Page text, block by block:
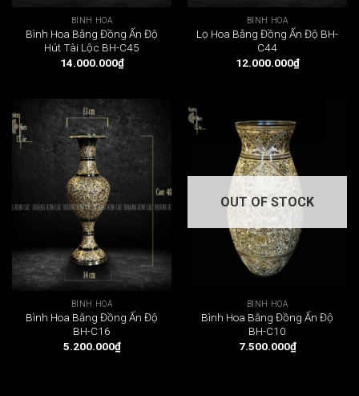
BÌNH HOA
Bình Hoa Bằng Đồng Ấn Độ
Hút Tài Lộc BH-C45
14.000.000₫
BÌNH HOA
Lọ Hoa Bằng Đồng Ấn Độ BH-
C44
12.000.000₫
BÌNH HOA
Bình Hoa Bằng Đồng Ấn Độ
BH-C16
5.200.000₫
OUT OF STOCK
BÌNH HOA
Bình Hoa Bằng Đồng Ấn Độ
BH-C10
7.500.000₫